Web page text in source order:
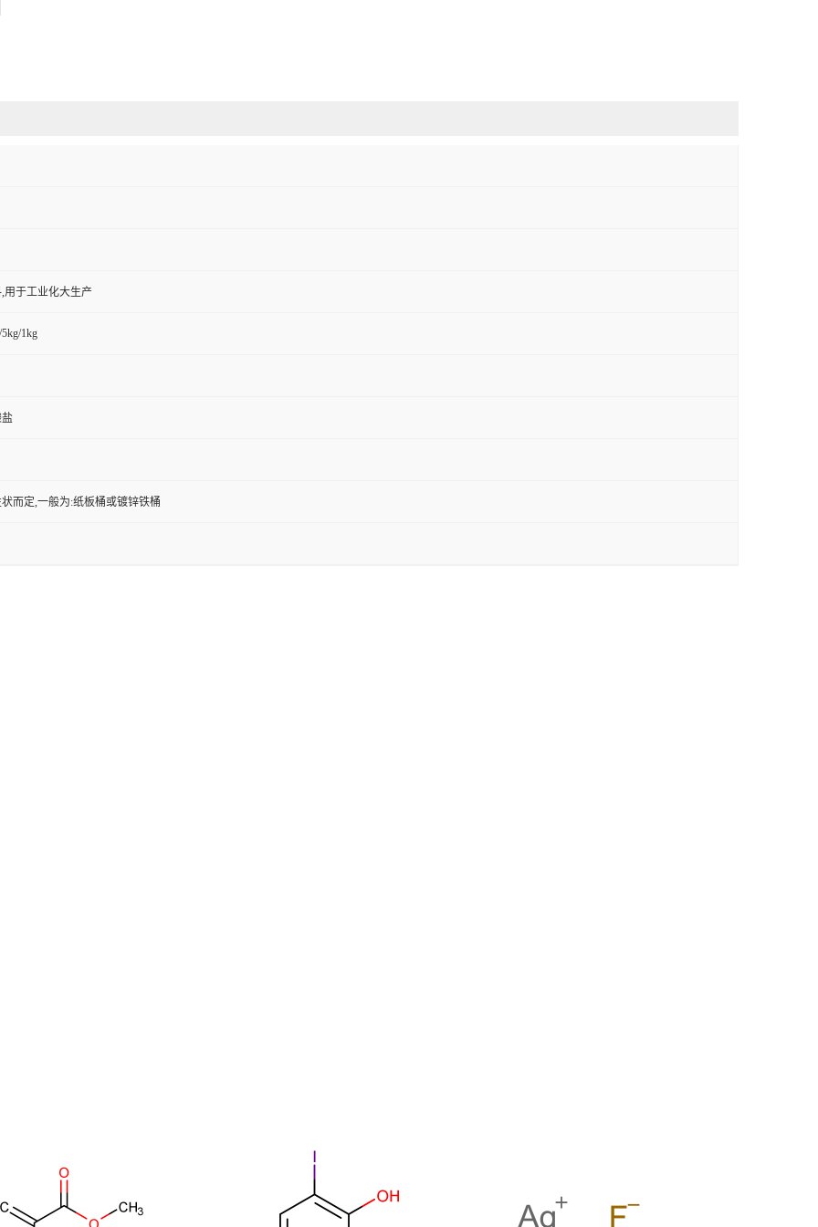
用于工业化大生产
1kg
而定,一般为:纸板桶或镀锌铁桶